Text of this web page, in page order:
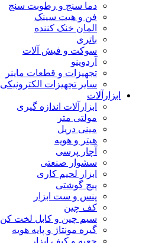
دما سنج و رطوبت سنج
فن و هیت سینک
المان خنک کننده
باتری
سوکت و فیش آلات
آردوینو
تجهیزات و قطعات ماینر
سایر تجهیزات الکترونیکی
ابزارآلات
ابزارآلات اندازه گیری
مولتی متر
مینی دریل
هیتر و هویه
آچار پرسی
سشوار صنعتی
ابزار لحیم کاری
پیچ گوشتی
پنس و ست ابزار
کف چین
سیم چین و کابل لخت کن
گیره مونتاژ و پایه هویه
جعبه و کیف ابزار